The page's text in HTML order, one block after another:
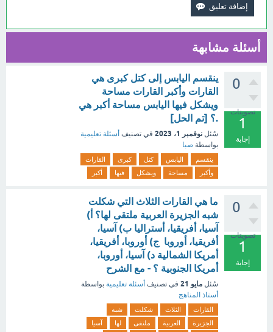
أسئلة مشابهة
0
تصويتات
1
إجابة
ينقسم اليابس إلى كتل كبرى هي
القارات وأكبر القارات مساحة
ويشكل فيها اليابس مساحة أكبر هي
.؟ [تم الحل]
سُئل نوفمبر 1، 2023 في تصنيف أسئلة تعليمية
بواسطة صبا
ينقسم اليابس كتل كبرى
القارات
وأكبر
مساحة ويشكل فيها أكبر
0
تصويتات
1
إجابة
ما هي القارات الثلاث التي شكلت
شبه الجزيرة العربية ملتقى لها؟ أ)
آسيا، أفريقيا، أستراليا ب) آسيا،
أفريقيا، أوروبا ج) أوروبا، أفريقيا،
أمريكا الشمالية د) آسيا، أوروبا،
أمريكا الجنوبية ؟ - مع الشرح
سُئل مايو 21 في تصنيف أسئلة تعليمية بواسطة
أستاذ المناهج
القارات الثلاث شكلت
شبه
الجزيرة
العربية ملتقى لها
آسيا